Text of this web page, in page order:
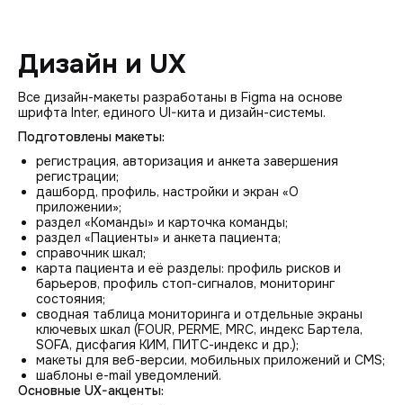
Дизайн и UX
Все дизайн-макеты разработаны в Figma на основе
шрифта Inter, единого UI-кита и дизайн-системы.
Подготовлены макеты:
регистрация, авторизация и анкета завершения
регистрации;
дашборд, профиль, настройки и экран «О
приложении»;
раздел «Команды» и карточка команды;
раздел «Пациенты» и анкета пациента;
справочник шкал;
карта пациента и её разделы: профиль рисков и
барьеров, профиль стоп-сигналов, мониторинг
состояния;
сводная таблица мониторинга и отдельные экраны
ключевых шкал (FOUR, PERME, MRC, индекс Бартела,
SOFA, дисфагия КИМ, ПИТС-индекс и др.);
макеты для веб-версии, мобильных приложений и CMS;
шаблоны e-mail уведомлений.
Основные UX-акценты: